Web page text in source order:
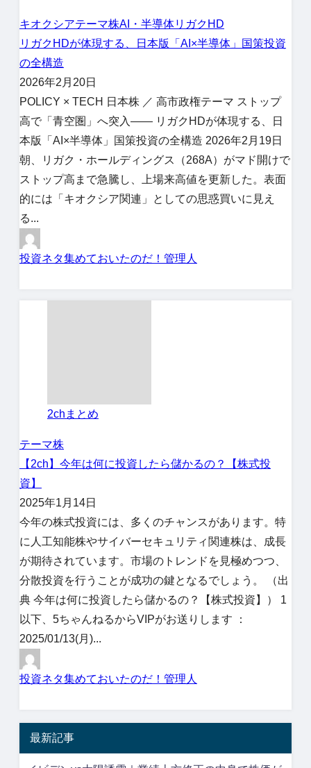
キオクシアテーマ株AI・半導体リガクHD
リガクHDが体現する、日本版「AI×半導体」国策投資
の全構造
2026年2月20日
POLICY × TECH 日本株 ／ 高市政権テーマ ストップ
高で「青空圏」へ突入—— リガクHDが体現する、日
本版「AI×半導体」国策投資の全構造 2026年2月19日
朝、リガク・ホールディングス（268A）がマド開けで
ストップ高まで急騰し、上場来高値を更新した。表面
的には「キオクシア関連」としての思惑買いに見え
る...
投資ネタ集めておいたのだ！管理人
2chまとめ
テーマ株
【2ch】今年は何に投資したら儲かるの？【株式投
資】
2025年1月14日
今年の株式投資には、多くのチャンスがあります。特
に人工知能株やサイバーセキュリティ関連株は、成長
が期待されています。市場のトレンドを見極めつつ、
分散投資を行うことが成功の鍵となるでしょう。 （出
典 今年は何に投資したら儲かるの？【株式投資】） 1
以下、5ちゃんねるからVIPがお送りします ：
2025/01/13(月)...
投資ネタ集めておいたのだ！管理人
最新記事